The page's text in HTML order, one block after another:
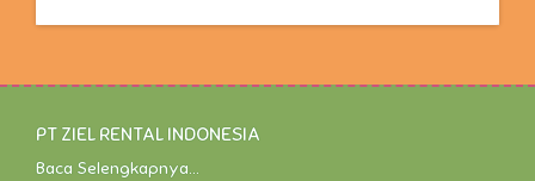
PT ZIEL RENTAL INDONESIA
Baca Selengkapnya...